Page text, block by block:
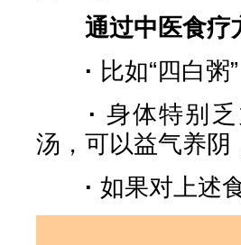
通过中医食疗
· 比如“四白
· 身体特别
汤，可以益气养阴
· 如果对上述